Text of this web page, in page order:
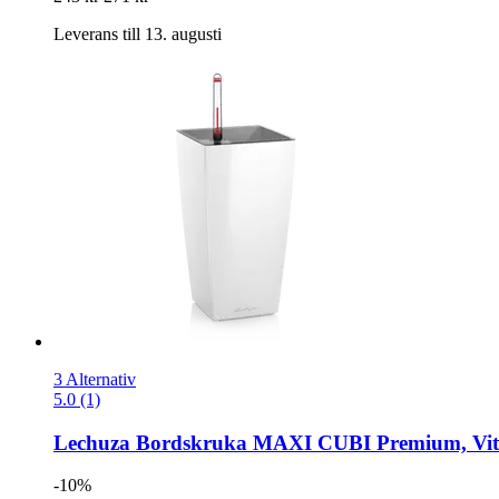
Leverans till 13. augusti
3 Alternativ
5.0 (1)
Lechuza Bordskruka MAXI CUBI Premium, Vit
-10%